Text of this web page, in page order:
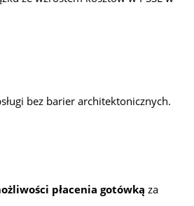
bez barier architektonicznych.
płacenia gotówką za